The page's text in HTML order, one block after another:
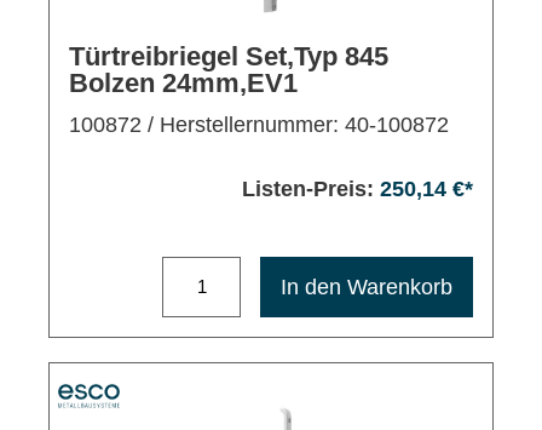
Türtreibriegel Set,Typ 845
Bolzen 24mm,EV1
100872 / Herstellernummer: 40-100872
Listen-Preis: 250,14 €*
In den Warenkorb